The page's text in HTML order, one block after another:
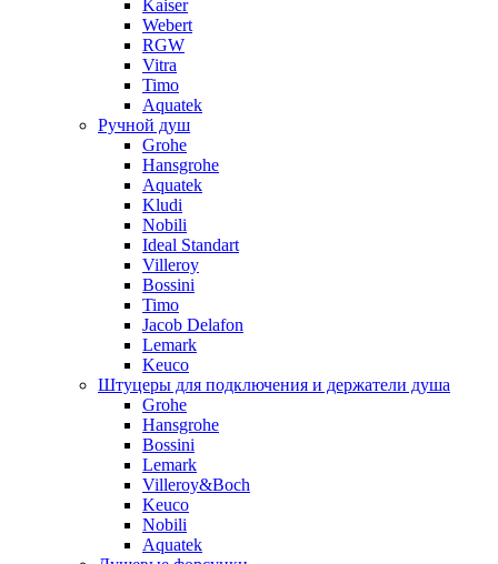
Kaiser
Webert
RGW
Vitra
Timo
Aquatek
Ручной душ
Grohe
Hansgrohe
Aquatek
Kludi
Nobili
Ideal Standart
Villeroy
Bossini
Timo
Jacob Delafon
Lemark
Keuco
Штуцеры для подключения и держатели душа
Grohe
Hansgrohe
Bossini
Lemark
Villeroy&Boch
Keuco
Nobili
Aquatek